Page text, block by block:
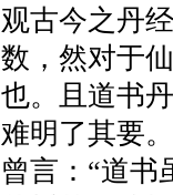
观古今之丹
数，然对于
也。且道书
难明了其要
曾言：“道书